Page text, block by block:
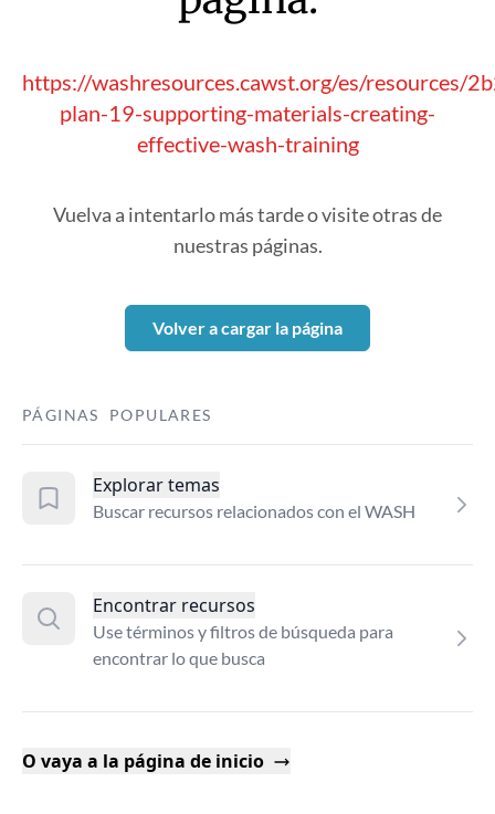
https://washresources.cawst.org/es/resources/
plan-19-supporting-materials-creating-
effective-wash-training
Vuelva a intentarlo más tarde o visite otras de
nuestras páginas.
Volver a cargar la página
PÁGINAS POPULARES
Explorar temas
Buscar recursos relacionados con el WASH
Encontrar recursos
Use términos y filtros de búsqueda para
encontrar lo que busca
O vaya a la página de inicio